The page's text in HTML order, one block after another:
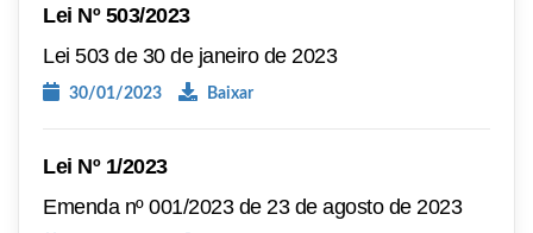
Lei Nº 503/2023
Lei 503 de 30 de janeiro de 2023
30/01/2023 Baixar
Lei Nº 1/2023
Emenda nº 001/2023 de 23 de agosto de 2023